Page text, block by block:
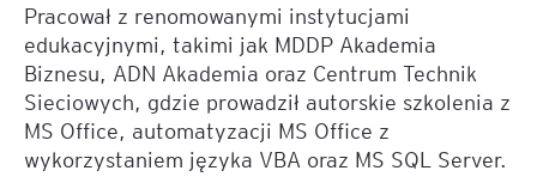
Pracował z renomowanymi instytucjami
edukacyjnymi, takimi jak MDDP Akademia
Biznesu, ADN Akademia oraz Centrum Technik
Sieciowych, gdzie prowadził autorskie szkolenia z
MS Office, automatyzacji MS Office z
wykorzystaniem języka VBA oraz MS SQL Server.